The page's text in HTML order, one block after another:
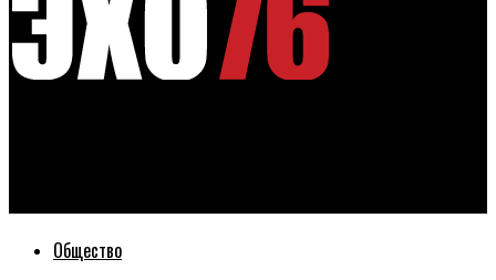
Общество